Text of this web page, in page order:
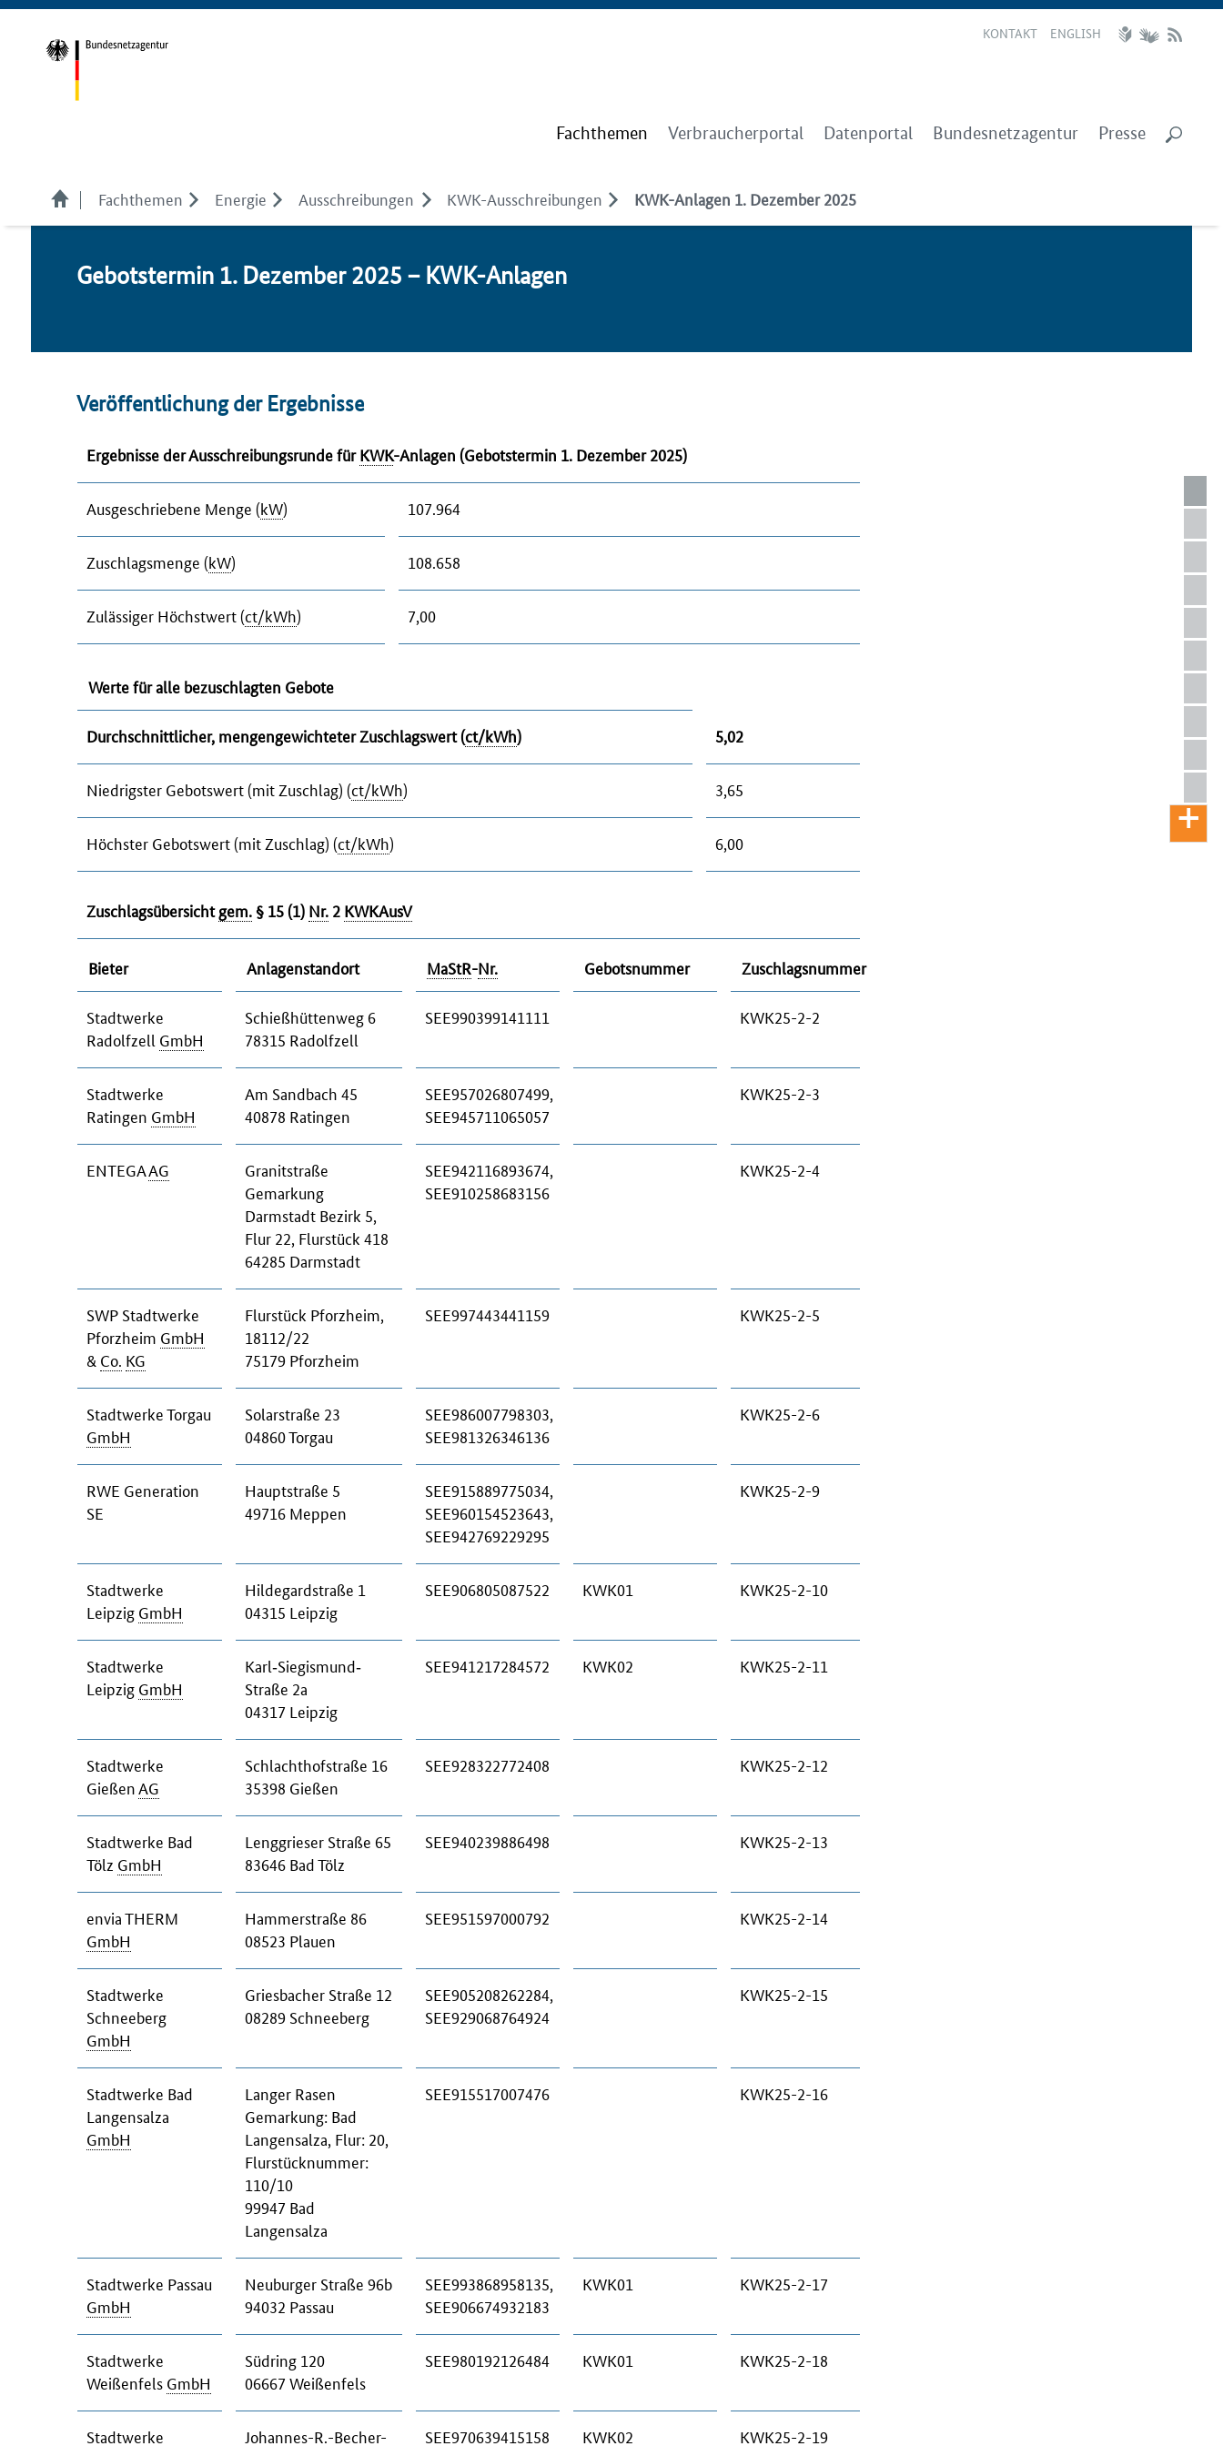
KONTAKT ENGLISH
Fachthemen Verbraucherportal Datenportal Bundesnetzagentur Presse
Fachthemen Energie Ausschreibungen KWK-Ausschreibungen KWK-Anlagen 1. Dezember 2025
Ge­bots­ter­min 1. De­zem­ber 2025 – KWK-An­la­gen
Veröffentlichung der Ergebnisse
Ergebnisse der Ausschreibungsrunde fürKWK-Anlagen (Gebotstermin 1. Dezember 2025)
Ausgeschriebene Menge (kW) 107.964
Zuschlagsmenge (kW) 108.658
Zulässiger Höchstwert (ct/kWh) 7,00
Werte für alle bezuschlagten Gebote
Durchschnittlicher, mengengewichteter Zuschlagswert (ct/kWh) 5,02
Niedrigster Gebotswert (mit Zuschlag) (ct/kWh) 3,65
Höchster Gebotswert (mit Zuschlag) (ct/kWh) 6,00
Zuschlagsübersichtgem.§ 15 (1) Nr. 2 KWKAusV
Bieter Anlagenstandort MaStR-Nr. Gebotsnummer Zuschlagsnummer
Stadtwerke
Radolfzell GmbH
Schießhüttenweg 6
78315 Radolfzell
SEE990399141111 KWK25-2-2
Stadtwerke
Ratingen GmbH
Am Sandbach 45
40878 Ratingen
SEE957026807499,
SEE945711065057
KWK25-2-3
ENTEGAAG
Granitstraße
Gemarkung
Darmstadt Bezirk 5,
Flur 22, Flurstück 418
64285 Darmstadt
SEE942116893674,
SEE910258683156
KWK25-2-4
SWP Stadtwerke
Pforzheim GmbH
& Co. KG
Flurstück Pforzheim,
18112/22
75179 Pforzheim
SEE997443441159 KWK25-2-5
Stadtwerke Torgau
GmbH
Solarstraße 23
04860 Torgau
SEE986007798303,
SEE981326346136
KWK25-2-6
RWE Generation
SE
Hauptstraße 5
49716 Meppen
SEE915889775034,
SEE960154523643,
SEE942769229295
KWK25-2-9
Stadtwerke
Leipzig GmbH
Hildegardstraße 1
04315 Leipzig
SEE906805087522 KWK01 KWK25-2-10
Stadtwerke
Leipzig GmbH
Karl‐Siegismund‐
Straße 2a
04317 Leipzig
SEE941217284572 KWK02 KWK25-2-11
Stadtwerke
Gießen AG
Schlachthofstraße 16
35398 Gießen
SEE928322772408 KWK25-2-12
Stadtwerke Bad
Tölz GmbH
Lenggrieser Straße 65
83646 Bad Tölz
SEE940239886498 KWK25-2-13
envia THERM
GmbH
Hammerstraße 86
08523 Plauen
SEE951597000792 KWK25-2-14
Stadtwerke
Schneeberg
GmbH
Griesbacher Straße 12
08289 Schneeberg
SEE905208262284,
SEE929068764924
KWK25-2-15
Stadtwerke Bad
Langensalza
GmbH
Langer Rasen
Gemarkung: Bad
Langensalza, Flur: 20,
Flurstücknummer:
110/10
99947 Bad
Langensalza
SEE915517007476 KWK25-2-16
Stadtwerke Passau
GmbH
Neuburger Straße 96b
94032 Passau
SEE993868958135,
SEE906674932183
KWK01 KWK25-2-17
Stadtwerke
Weißenfels GmbH
Südring 120
06667 Weißenfels
SEE980192126484 KWK01 KWK25-2-18
Stadtwerke
Johannes-R.-Becher-
SEE970639415158 KWK02 KWK25-2-19